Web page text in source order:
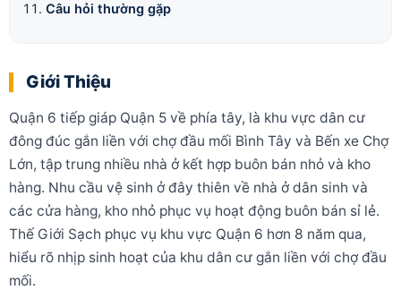
Câu hỏi thường gặp
Giới Thiệu
Quận 6 tiếp giáp Quận 5 về phía tây, là khu vực dân cư
đông đúc gắn liền với chợ đầu mối Bình Tây và Bến xe Chợ
Lớn, tập trung nhiều nhà ở kết hợp buôn bán nhỏ và kho
hàng. Nhu cầu vệ sinh ở đây thiên về nhà ở dân sinh và
các cửa hàng, kho nhỏ phục vụ hoạt động buôn bán sỉ lẻ.
Thế Giới Sạch phục vụ khu vực Quận 6 hơn 8 năm qua,
hiểu rõ nhịp sinh hoạt của khu dân cư gắn liền với chợ đầu
mối.